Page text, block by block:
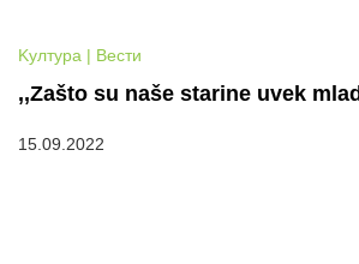
Kултура | Вести
,,Zašto su naše starine uvek
15.09.2022